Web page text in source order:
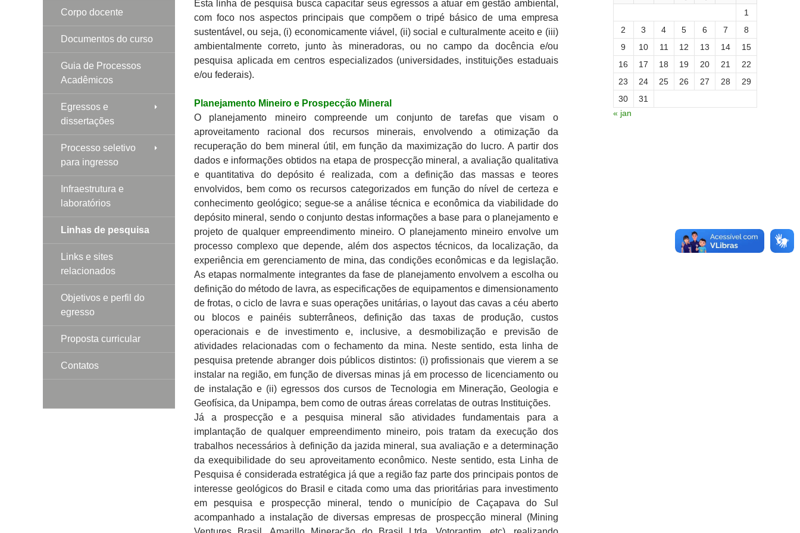
Esta linha de pesquisa busca capacitar seus egressos a atuar em gestão ambiental,
com foco nos aspectos principais que compõem o tripé básico de uma empresa
sustentável, ou seja, (i) economicamente viável, (ii) social e culturalmente aceito e (iii)
ambientalmente correto, junto às mineradoras, ou no campo da docência e/ou
pesquisa aplicada em centros especializados (universidades, instituições estaduais
e/ou federais).
Planejamento Mineiro e Prospecção Mineral
O planejamento mineiro compreende um conjunto de tarefas que visam o
aproveitamento racional dos recursos minerais, envolvendo a otimização da
recuperação do bem mineral útil, em função da maximização do lucro. A partir dos
dados e informações obtidos na etapa de prospecção mineral, a avaliação qualitativa
e quantitativa do depósito é realizada, com a definição das massas e teores
envolvidos, bem como os recursos categorizados em função do nível de certeza e
conhecimento geológico; segue-se a análise técnica e econômica da viabilidade do
depósito mineral, sendo o conjunto destas informações a base para o planejamento e
projeto de qualquer empreendimento mineiro. O planejamento mineiro envolve um
processo complexo que depende, além dos aspectos técnicos, da localização, da
experiência em gerenciamento de mina, das condições econômicas e da legislação.
As etapas normalmente integrantes da fase de planejamento envolvem a escolha ou
definição do método de lavra, as especificações de equipamentos e dimensionamento
de frotas, o ciclo de lavra e suas operações unitárias, o layout das cavas a céu aberto
ou blocos e painéis subterrâneos, definição das taxas de produção, custos
operacionais e de investimento e, inclusive, a desmobilização e previsão de
atividades relacionadas com o fechamento da mina. Neste sentido, esta linha de
pesquisa pretende abranger dois públicos distintos: (i) profissionais que vierem a se
instalar na região, em função de diversas minas já em processo de licenciamento ou
de instalação e (ii) egressos dos cursos de Tecnologia em Mineração, Geologia e
Geofísica, da Unipampa, bem como de outras áreas correlatas de outras Instituições.
Já a prospecção e a pesquisa mineral são atividades fundamentais para a
implantação de qualquer empreendimento mineiro, pois tratam da execução dos
trabalhos necessários à definição da jazida mineral, sua avaliação e a determinação
da exequibilidade do seu aproveitamento econômico. Neste sentido, esta Linha de
Pesquisa é considerada estratégica já que a região faz parte dos principais pontos de
interesse geológicos do Brasil e citada como uma das prioritárias para investimento
em pesquisa e prospecção mineral, tendo o município de Caçapava do Sul
acompanhado a instalação de diversas empresas de prospecção mineral (Mining
1
2
3 4 5 6 7
8
9
10 11 12 13 14
15
16
17 18 19 20 21
22
23
24 25 26 27 28
29
30
31
« jan
Corpo docente
Documentos do curso
Guia de Processos
Acadêmicos
Egressos e
dissertações
Processo seletivo
para ingresso
Infraestrutura e
laboratórios
Linhas de pesquisa
Links e sites
relacionados
Objetivos e perfil do
egresso
Proposta curricular
Contatos